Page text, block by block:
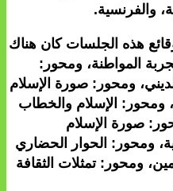
والفرنسية.
هذه الجلسات كان هناك
المواطنة، ومحور:
ومحور: صورة الإسلام
ومحور: الإسلام والخطاب
صورة الإسلام
ومحور: الحوار الحضاري
ومحور: تمثلات الثقافة